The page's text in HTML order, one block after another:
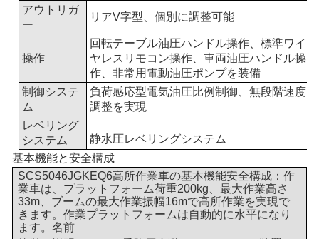
アウトリガ
ー
リアV字型、個別に調整可能
操作
回転テーブル油圧ハンドル操作、標準ワイ
ヤレスリモコン操作、車両油圧ハンドル操
作、非常用電動油圧ポンプを装備
制御システ
ム
負荷感応型電気油圧比例制御、無段階速度
調整を実現
レベリング
システム
静水圧レベリングシステム
基本機能と安全構成
SCS5046JGKEQ6高所作業車の基本機能安全構成：作
業車は、プラットフォーム荷重200kg、最大作業高さ
33m、ブームの最大作業振幅16mで高所作業を実現で
きます。作業プラットフォームは自動的に水平になり
ます。名前